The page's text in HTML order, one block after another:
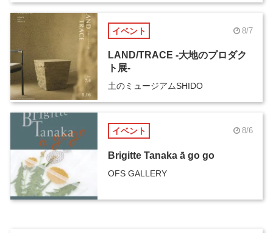
イベント 8/7
LAND/TRACE -大地のプロダク
ト展-
土のミュージアムSHIDO
イベント 8/6
Brigitte Tanaka ā go go
OFS GALLERY